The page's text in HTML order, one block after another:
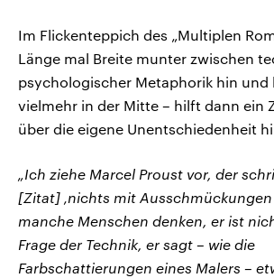
Im Flickenteppich des „Multiplen
Länge mal Breite munter zwischen
psychologischer Metaphorik hin und
vielmehr in der Mitte – hilft dann ein
über die eigene Unentschiedenheit
„Ich ziehe Marcel Proust vor, der
[Zitat] ‚nichts mit
manche Menschen denken, er ist
Frage der Technik, er sagt – wie die
Farbschattierungen eines Malers –